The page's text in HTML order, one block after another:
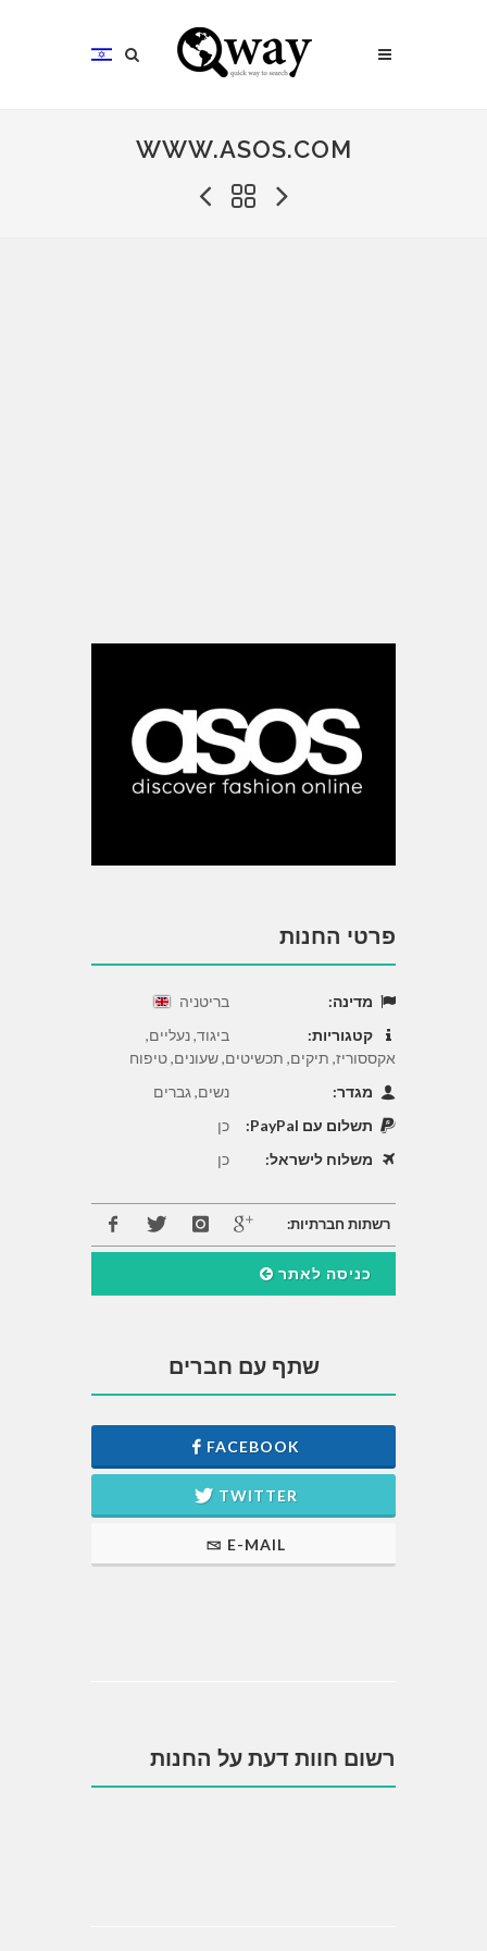
WWW.ASOS.COM
פרטי החנות
מדינה:
בריטניה
קטגוריות:
ביגוד, נעליים,
אקססוריז, תיקים, תכשיטים, שעונים, טיפוח
מגדר:
נשים, גברים
תשלום עם PayPal:
כן
משלוח לישראל:
כן
רשתות חברתיות:
כניסה לאתר
שתף עם חברים
FACEBOOK
TWITTER
E-MAIL
רשום חוות דעת על החנות